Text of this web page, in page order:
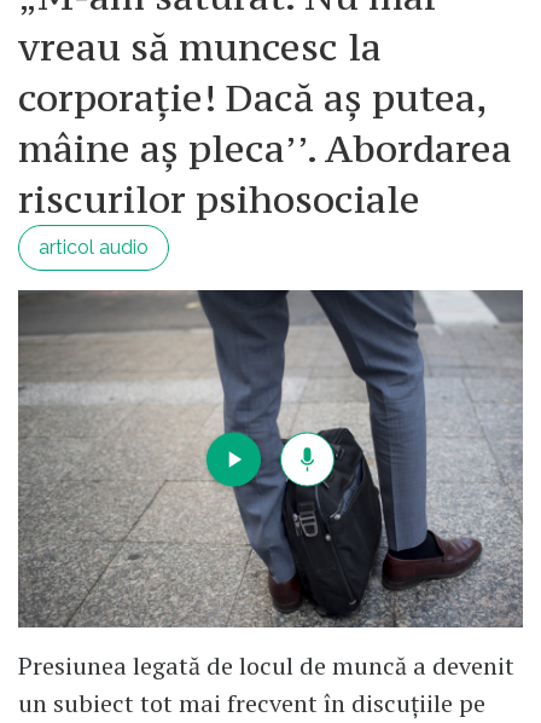
civilizatiei , chiar si celei moderne.
vreau să muncesc la
corporație! Dacă aș putea,
mâine aș pleca’’. Abordarea
riscurilor psihosociale
articol audio
Presiunea legată de locul de muncă a devenit
un subiect tot mai frecvent în discuțiile pe